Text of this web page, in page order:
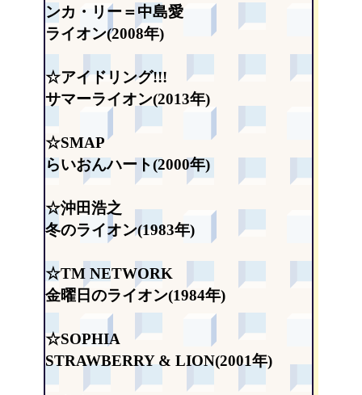
ンカ・リー＝中島愛
ライオン(2008年)
☆アイドリング!!!
サマーライオン(2013年)
☆SMAP
らいおんハート(2000年)
☆沖田浩之
冬のライオン(1983年)
☆TM NETWORK
金曜日のライオン(1984年)
☆SOPHIA
STRAWBERRY & LION(2001年)